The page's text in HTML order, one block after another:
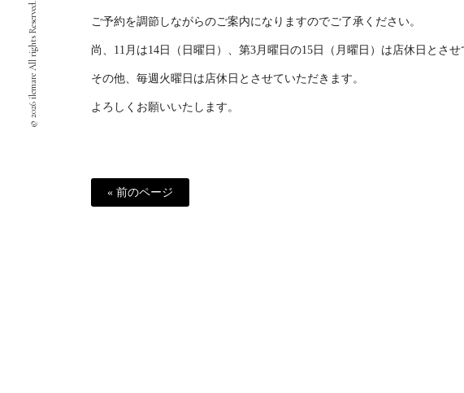
© 2026 ilemare All rights Reserved. ご予約を調節しながらのご案内になりますのでご了承ください。
尚、11月は14日（日曜日）、第3月曜日の15日（月曜日）は店休日とさせ
その他、毎週火曜日は店休日とさせていただきます。
よろしくお願いいたします。
« 前のページ